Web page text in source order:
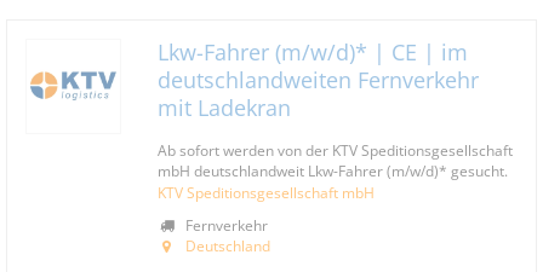
Lkw-Fahrer (m/w/d)* | CE | im
deutschlandweiten Fernverkehr
mit Ladekran
Ab sofort werden von der KTV Speditionsgesellschaft
mbH deutschlandweit Lkw-Fahrer (m/w/d)* gesucht.
KTV Speditionsgesellschaft mbH
Fernverkehr
Deutschland